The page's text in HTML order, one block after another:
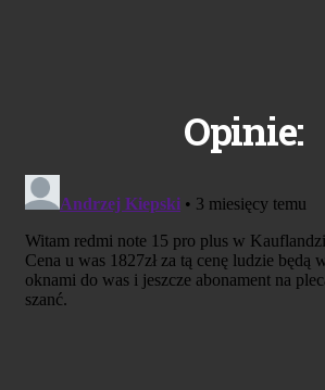
Opinie: